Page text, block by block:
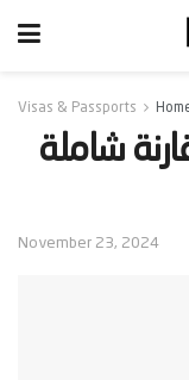
Visas & Passports
شاملة
November 23, 2024